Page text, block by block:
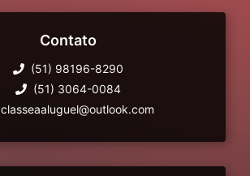
Contato
(51) 98196-8290
(51) 3064-0084
classeaaluguel@outlook.com